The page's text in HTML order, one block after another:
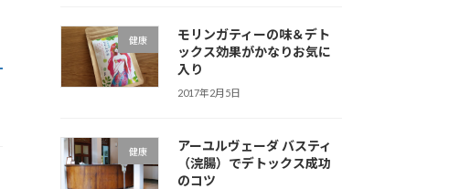
健康
モリンガティーの味＆デト
ックス効果がかなりお気に
入り
2017年2月5日
健康
アーユルヴェーダ バスティ
（浣腸）でデトックス成功
のコツ